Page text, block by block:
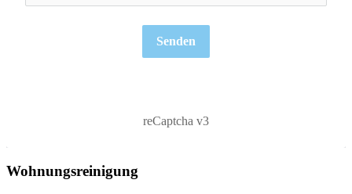
Senden
reCaptcha v3
Wohnungsreinigung